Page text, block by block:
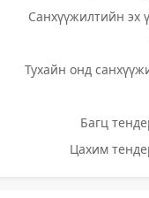
Санхүүжилтийн эх
Тухайн онд
Багц
Цахим